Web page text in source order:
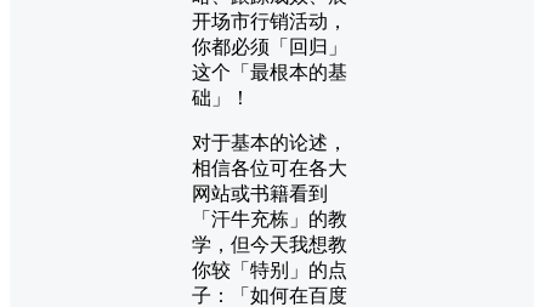
开场市行销活动，
你都必须「回归」
这个「最根本的基
础」！
对于基本的论述，
相信各位可在各大
网站或书籍看到
「汗牛充栋」的教
学，但今天我想教
你较「特别」的点
子：「如何在百度